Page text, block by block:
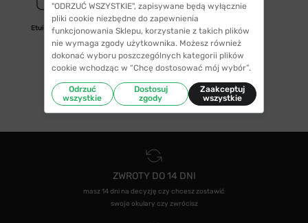
Etui/woreczek
ZWROTY DO 14 DNI
masz 14 dni na decyzję czy chcesz zostawić
swoje okulary czy zwrócisz
"ODRZUĆ WSZYSTKIE", zapisywane będą wyłącznie
pliki cookie niezbędne do zapewnienia
funkcjonowania Sklepu, korzystanie z takich plików
nie wymaga zgody użytkownika. Możesz również
dokonać wyboru poszczególnych kategorii plików
cookie wchodząc w “Chcę dostosować mój wybór”.
Odrzuć
wszystkie
Dostosuj
zgody
Zaakceptuj
wszystkie